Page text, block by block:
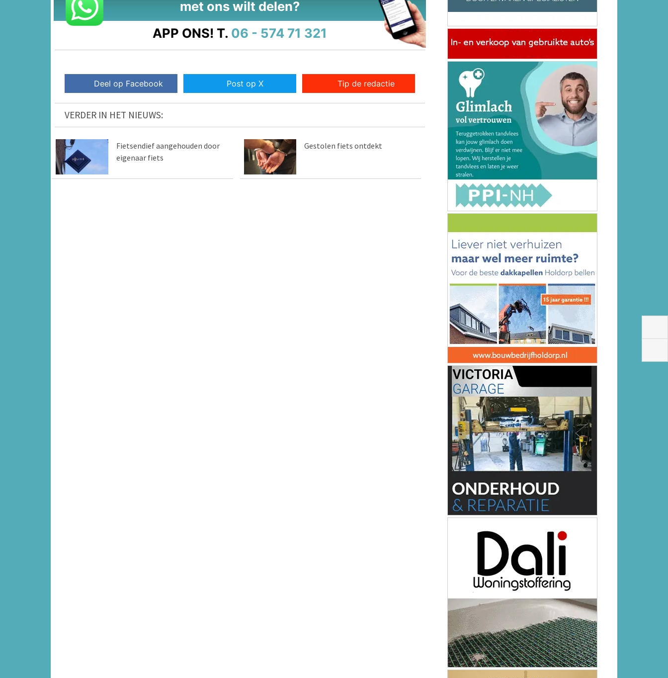
met ons wilt delen?
APP ONS! T. 06 - 574 71 321
Deel op Facebook Post op X Tip de redactie
VERDER IN HET NIEUWS:
Fietsendief aangehouden door
eigenaar fiets
Gestolen fiets ontdekt